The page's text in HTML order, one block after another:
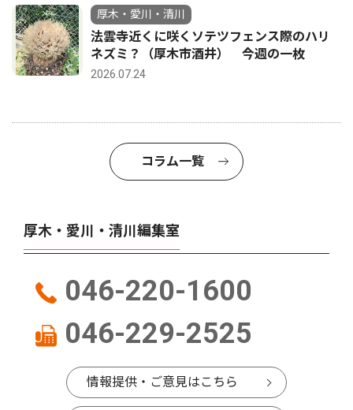
厚木・愛川・清川
法雲寺近くに咲くソテツフェンス際のハリ
ネズミ？（厚木市酒井） 今週の一枚
2026.07.24
コラム一覧
厚木・愛川・清川編集室
046-220-1600
046-229-2525
情報提供・ご意見はこちら